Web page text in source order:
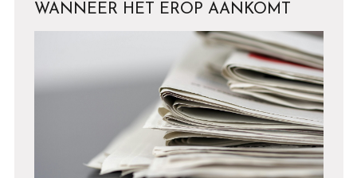
WANNEER HET EROP AANKOMT